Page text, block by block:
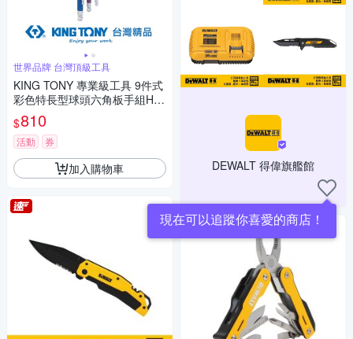
世界品牌 台灣頂級工具
KING TONY 專業級工具 9件式
彩色特長型球頭六角板手組H1.
5-H10 (KT20109MW)
$810
活動 券
加入購物車 DEWALT 得偉旗艦館
現在可以追蹤你喜愛的商店！